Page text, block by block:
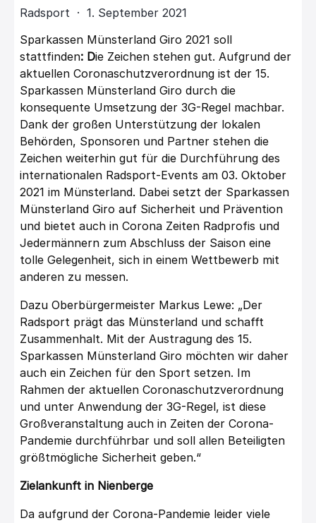
Radsport · 1. September 2021
Sparkassen Münsterland Giro 2021 soll
stattfinden: Die Zeichen stehen gut. Aufgrund der
aktuellen Coronaschutzverordnung ist der 15.
Sparkassen Münsterland Giro durch die
konsequente Umsetzung der 3G-Regel machbar.
Dank der großen Unterstützung der lokalen
Behörden, Sponsoren und Partner stehen die
Zeichen weiterhin gut für die Durchführung des
internationalen Radsport-Events am 03. Oktober
2021 im Münsterland. Dabei setzt der Sparkassen
Münsterland Giro auf Sicherheit und Prävention
und bietet auch in Corona Zeiten Radprofis und
Jedermännern zum Abschluss der Saison eine
tolle Gelegenheit, sich in einem Wettbewerb mit
anderen zu messen.
Dazu Oberbürgermeister Markus Lewe: „Der
Radsport prägt das Münsterland und schafft
Zusammenhalt. Mit der Austragung des 15.
Sparkassen Münsterland Giro möchten wir daher
auch ein Zeichen für den Sport setzen. Im
Rahmen der aktuellen Coronaschutzverordnung
und unter Anwendung der 3G-Regel, ist diese
Großveranstaltung auch in Zeiten der Corona-
Pandemie durchführbar und soll allen Beteiligten
größtmögliche Sicherheit geben.“
Zielankunft in Nienberge
Da aufgrund der Corona-Pandemie leider viele